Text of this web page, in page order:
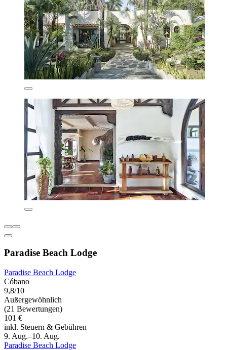
Paradise Beach Lodge
Paradise Beach Lodge
Cóbano
9,8/10
Außergewöhnlich
(21 Bewertungen)
101 €
inkl. Steuern & Gebühren
9. Aug.–10. Aug.
Paradise Beach Lodge